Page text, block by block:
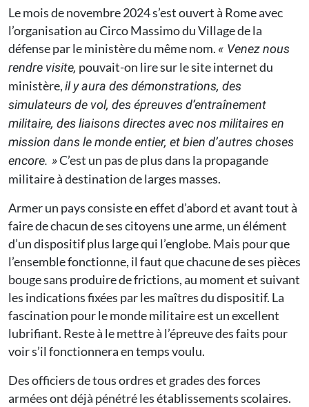
Le mois de novembre 2024 s’est ouvert à Rome avec
l’organisation au Circo Massimo du Village de la
défense par le ministère du même nom. « Venez nous
rendre visite, pouvait-on lire sur le site internet du
ministère,il y aura des démonstrations, des
simulateurs de vol, des épreuves d’entraînement
militaire, des liaisons directes avec nos militaires en
mission dans le monde entier, et bien d’autres choses
encore. »C’est un pas de plus dans la propagande
militaire à destination de larges masses.
Armer un pays consiste en effet d’abord et avant tout à
faire de chacun de ses citoyens une arme, un élément
d’un dispositif plus large qui l’englobe. Mais pour que
l’ensemble fonctionne, il faut que chacune de ses pièces
bouge sans produire de frictions, au moment et suivant
les indications fixées par les maîtres du dispositif. La
fascination pour le monde militaire est un excellent
lubrifiant. Reste à le mettre à l’épreuve des faits pour
voir s’il fonctionnera en temps voulu.
Des officiers de tous ordres et grades des forces
armées ont déjà pénétré les établissements scolaires.